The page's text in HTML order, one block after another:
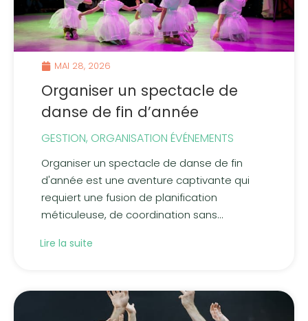
MAI 28, 2026
Organiser un spectacle de
danse de fin d’année
GESTION, ORGANISATION ÉVÉNEMENTS
Organiser un spectacle de danse de fin
d'année est une aventure captivante qui
requiert une fusion de planification
méticuleuse, de coordination sans...
Lire la suite